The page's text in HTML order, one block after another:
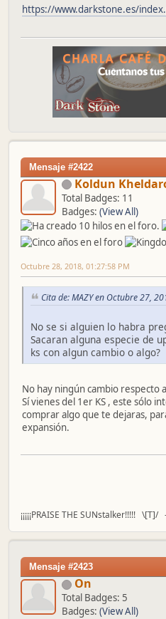
https://www.darkstone.es/
Mensaje #2422
Koldun
Total Badges: 11
Badges: (View All)
Octubre 28, 2018, 01:27:58 PM
Cita de: MAZY en Octubre 27,
No se si alguien lo habra
Sacaran alguna especie de
ks con algun cambio o algo?
No hay ningún cambio respecto
Sí vienes del 1er KS , este sólo
comprar algo que te dejaras,
expansión.
¡¡¡¡¡PRAISE THE SUNstalker!!!!! \[T]/
Mensaje #2423
On
Total Badges: 5
Badges: (View All)